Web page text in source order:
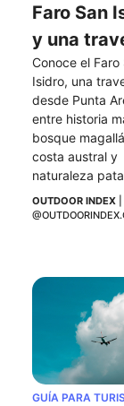
Faro San
y una
al extremo
de la
de
Conoce el Faro
Isidro, una
desde Punta
entre historia
bosque
costa austral y
naturaleza
OUTDOOR INDEX
GUÍA PARA